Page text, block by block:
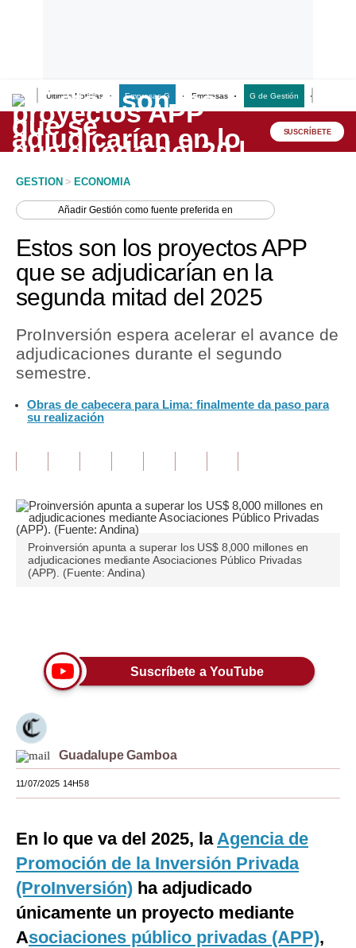
Últimas Noticias Empresas G Empresas G de Gestión
Lo último
Peru Quiosco
Economía
Mercados
Política
Finanzas Personales
Inmobiliarias
Opinión
Editorial
Pregunta de hoy
Lujo
Moda
Estilos
Mundo
EEUU
México
España
SUSCRÍBETE
GESTION > ECONOMIA
AñadirGestión como fuente preferida en
Estos son los proyectos APP
que se adjudicarían en la
segunda mitad del 2025
ProInversión espera acelerar el avance de
adjudicaciones durante el segundo
semestre.
Obras de cabecera para Lima: finalmente da paso para
su realización
Proinversión apunta a superar los US$ 8,000 millones en
adjudicaciones mediante Asociaciones Público Privadas
(APP). (Fuente: Andina)
Suscríbete a YouTube
Guadalupe Gamboa
11/07/2025 14H58
En lo que va del 2025, laAgencia de
Promoción de la Inversión Privada
(ProInversión) ha adjudicado
únicamente un proyecto mediante
Asociaciones público privadas (APP),